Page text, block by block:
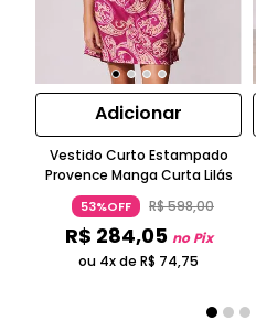
Adicionar
Vestido Curto Estampado
Provence Manga Curta Lilás
53%OFF R$598,00
R$ 284,05 no Pix
ou 4x de R$ 74,75